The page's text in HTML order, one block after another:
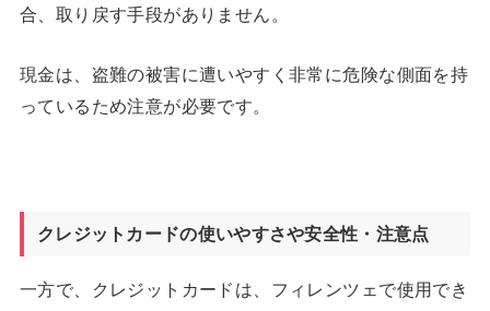
合、取り戻す手段がありません。
現金は、盗難の被害に遭いやすく非常に危険な側面を持
っているため注意が必要です。
クレジットカードの使いやすさや安全性・注意点
一方で、クレジットカードは、フィレンツェで使用でき